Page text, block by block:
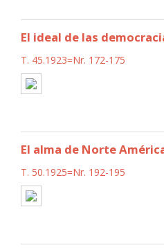
El ideal de las
T. 45.1923=Nr. 172-175
El alma de Norte
T. 50.1925=Nr. 192-195